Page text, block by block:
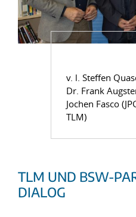
v. l. Steffen
Dr. Frank
Jochen Fasco
TLM)
TLM UND BSW-
DIALOG